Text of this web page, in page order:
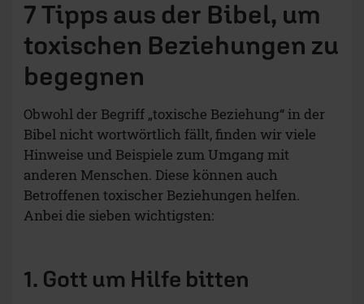
7 Tipps aus der Bibel, um
toxischen Beziehungen zu
begegnen
Obwohl der Begriff „toxische Beziehung“ in der
Bibel nicht wortwörtlich fällt, finden wir viele
Hinweise und Beispiele zum Umgang mit
anderen Menschen. Diese können auch
Betroffenen toxischer Beziehungen helfen.
Anbei die sieben wichtigsten:
1. Gott um Hilfe bitten